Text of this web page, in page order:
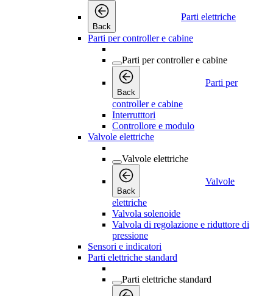
Back
Parti elettriche
Parti per controller e cabine
Parti per controller e cabine
Back
Parti per
controller e cabine
Interrutttori
Controllore e modulo
Valvole elettriche
Valvole elettriche
Back
Valvole
elettriche
Valvola solenoide
Valvola di regolazione e riduttore di
pressione
Sensori e indicatori
Parti elettriche standard
Parti elettriche standard